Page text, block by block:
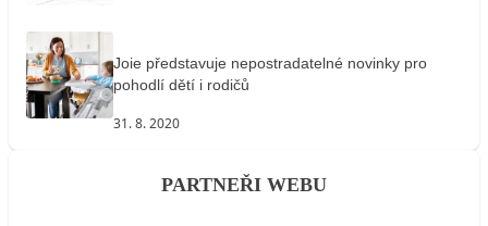
Joie představuje nepostradatelné novinky pro
pohodlí dětí i rodičů
31. 8. 2020
PARTNEŘI WEBU